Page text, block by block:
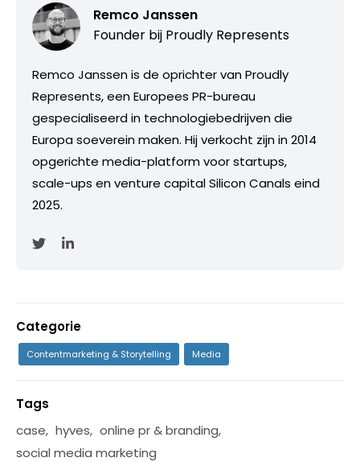
Remco Janssen
Founder bij Proudly Represents
Remco Janssen is de oprichter van Proudly
Represents, een Europees PR-bureau
gespecialiseerd in technologiebedrijven die
Europa soeverein maken. Hij verkocht zijn in 2014
opgerichte media-platform voor startups,
scale-ups en venture capital Silicon Canals eind
2025.
Categorie
Contentmarketing & Storytelling Media
Tags
case, hyves, online pr & branding,
social media marketing